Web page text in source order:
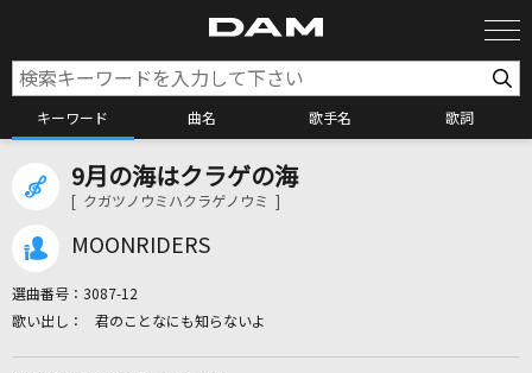
キーワード 曲名 歌手名 歌詞
カラオケ検索
9月の海はクラゲの海
[ クガツノウミハクラゲノウミ ]
MOONRIDERS
選曲番号： 3087-12
君のことなにも知らないよ